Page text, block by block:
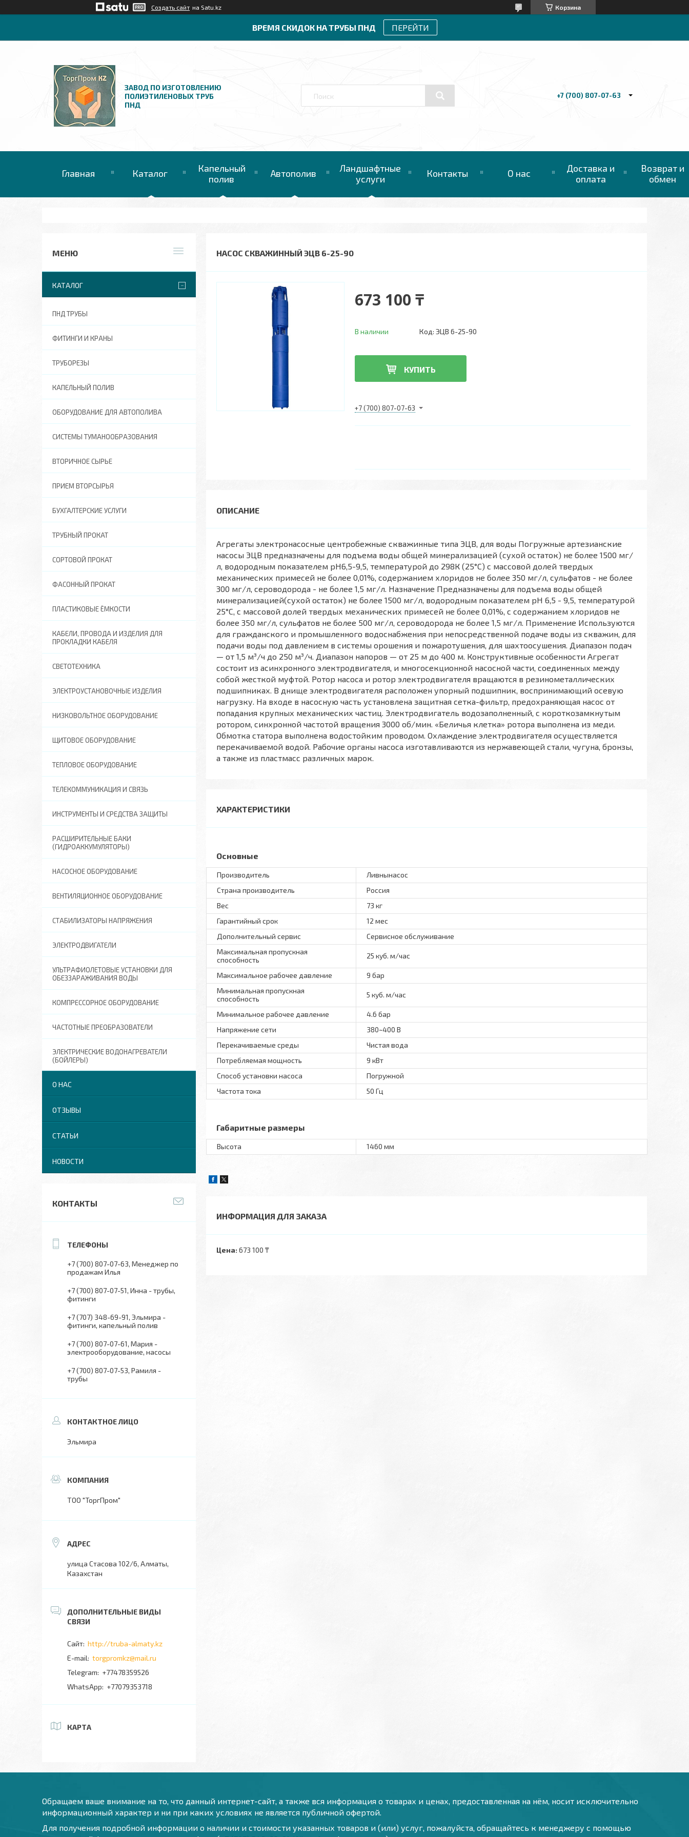
Создать сайт на Satu.kz Корзина
ВРЕМЯ СКИДОК НА ТРУБЫ ПНД ПЕРЕЙТИ
ЗАВОД ПО ИЗГОТОВЛЕНИЮ
ПОЛИЭТИЛЕНОВЫХ ТРУБ
ПНД
+7 (700) 807-07-63
Главная Каталог
Капельный
полив
Автополив
Ландшафтные
услуги
Контакты О нас
Доставка и
оплата
Возврат и
обмен
НАСОС СКВАЖИННЫЙ ЭЦВ 6-25-90
673 100 ₸
В наличии Код: ЭЦВ 6-25-90
КУПИТЬ
+7 (700) 807-07-63
Агрегаты электронасосные центробежные скважинные типа ЭЦВ, для воды Погружные артезианские
насосы ЭЦВ предназначены для подъема воды общей минерализацией (сухой остаток) не более 1500 мг/
л, водородным показателем рН6,5-9,5, температурой до 298К (25°С) с массовой долей твердых
механических примесей не более 0,01%, содержанием хлоридов не более 350 мг/л, сульфатов - не более
300 мг/л, сероводорода - не более 1,5 мг/л. Назначение Предназначены для подъема воды общей
минерализацией(сухой остаток) не более 1500 мг/л, водородным показателем рН 6,5 - 9,5, температурой
25°С, с массовой долей твердых механических примесей не более 0,01%, с содержанием хлоридов не
более 350 мг/л, сульфатов не более 500 мг/л, сероводорода не более 1,5 мг/л. Применение Используются
для гражданского и промышленного водоснабжения при непосредственной подаче воды из скважин, для
подачи воды под давлением в системы орошения и пожаротушения, для шахтоосушения. Диапазон подач
— от 1,5 м³/ч до 250 м³/ч. Диапазон напоров — от 25 м до 400 м. Конструктивные особенности Агрегат
состоит из асинхронного электродвигателя, и многосекционной насосной части, соединенных между
собой жесткой муфтой. Ротор насоса и ротор электродвигателя вращаются в резинометаллических
подшипниках. В днище электродвигателя расположен упорный подшипник, воспринимающий осевую
нагрузку. На входе в насосную часть установлена защитная сетка-фильтр, предохраняющая насос от
попадания крупных механических частиц. Электродвигатель водозаполненный, с короткозамкнутым
ротором, синхронной частотой вращения 3000 об/мин. «Беличья клетка» ротора выполнена из меди.
Обмотка статора выполнена водостойким проводом. Охлаждение электродвигателя осуществляется
перекачиваемой водой. Рабочие органы насоса изготавливаются из нержавеющей стали, чугуна, бронзы,
а также из пластмасс различных марок.
ХАРАКТЕРИСТИКИ
Основные
Производитель
Ливнынасос
Страна производитель
Россия
Вес
73 кг
Гарантийный срок
12 мес
Дополнительный сервис
Сервисное обслуживание
Максимальная пропускная
способность
25 куб. м/час
Максимальное рабочее давление
9 бар
Минимальная пропускная
способность
5 куб. м/час
Минимальное рабочее давление
4.6 бар
Напряжение сети
380~400 В
Перекачиваемые среды
Чистая вода
Потребляемая мощность
9 кВт
Способ установки насоса
Погружной
Частота тока
50 Гц
Габаритные размеры
Высота 1460 мм
ИНФОРМАЦИЯ ДЛЯ ЗАКАЗА
Цена: 673 100 ₸
КАТАЛОГ
ПНД ТРУБЫ
ФИТИНГИ И КРАНЫ
ТРУБОРЕЗЫ
КАПЕЛЬНЫЙ ПОЛИВ
ОБОРУДОВАНИЕ ДЛЯ АВТОПОЛИВА
СИСТЕМЫ ТУМАНООБРАЗОВАНИЯ
ВТОРИЧНОЕ СЫРЬЕ
ПРИЕМ ВТОРСЫРЬЯ
БУХГАЛТЕРСКИЕ УСЛУГИ
ТРУБНЫЙ ПРОКАТ
СОРТОВОЙ ПРОКАТ
ФАСОННЫЙ ПРОКАТ
ПЛАСТИКОВЫЕ ЁМКОСТИ
КАБЕЛИ, ПРОВОДА И ИЗДЕЛИЯ ДЛЯ
ПРОКЛАДКИ КАБЕЛЯ
СВЕТОТЕХНИКА
ЭЛЕКТРОУСТАНОВОЧНЫЕ ИЗДЕЛИЯ
НИЗКОВОЛЬТНОЕ ОБОРУДОВАНИЕ
ЩИТОВОЕ ОБОРУДОВАНИЕ
ТЕПЛОВОЕ ОБОРУДОВАНИЕ
ТЕЛЕКОММУНИКАЦИЯ И СВЯЗЬ
ИНСТРУМЕНТЫ И СРЕДСТВА ЗАЩИТЫ
РАСШИРИТЕЛЬНЫЕ БАКИ
(ГИДРОАККУМУЛЯТОРЫ)
НАСОСНОЕ ОБОРУДОВАНИЕ
ВЕНТИЛЯЦИОННОЕ ОБОРУДОВАНИЕ
СТАБИЛИЗАТОРЫ НАПРЯЖЕНИЯ
ЭЛЕКТРОДВИГАТЕЛИ
УЛЬТРАФИОЛЕТОВЫЕ УСТАНОВКИ ДЛЯ
ОБЕЗЗАРАЖИВАНИЯ ВОДЫ
КОМПРЕССОРНОЕ ОБОРУДОВАНИЕ
ЧАСТОТНЫЕ ПРЕОБРАЗОВАТЕЛИ
ЭЛЕКТРИЧЕСКИЕ ВОДОНАГРЕВАТЕЛИ
(БОЙЛЕРЫ)
О НАС
ОТЗЫВЫ
СТАТЬИ
НОВОСТИ
КОНТАКТЫ
+7 (700) 807-07-63 Менеджер по
продажам Илья
+7 (700) 807-07-51 Инна - трубы,
фитинги
+7 (707) 348-69-91 Эльмира -
фитинги, капельный полив
+7 (700) 807-07-61 Мария -
электрооборудование, насосы
+7 (700) 807-07-53 Рамиля -
трубы
Эльмира
ТОО "ТоргПром"
улица Стасова 102/6, Алматы,
Казахстан
http://truba-almaty.kz
torgpromkz@mail.ru
+77478359526
+77079353718
КАРТА
Обращаем ваше внимание на то, что данный интернет-сайт, а также вся информация о товарах и ценах, предоставленная на нём, носит исключительно
информационный характер и ни при каких условиях не является публичной офертой.
Для получения подробной информации о наличии и стоимости указанных товаров и (или) услуг, пожалуйста, обращайтесь к менеджеру с помощью